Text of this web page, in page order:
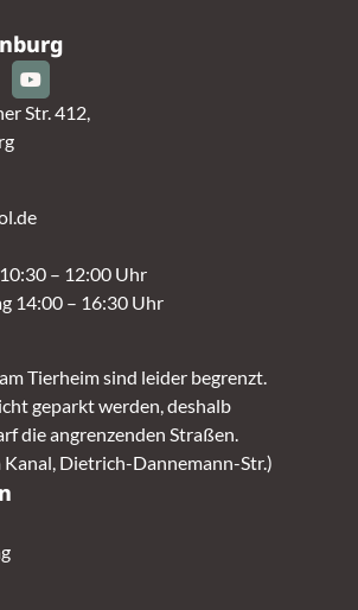
Str. 412,
– 12:00 Uhr
14:00 – 16:30 Uhr
Tierheim sind leider begrenzt.
geparkt werden, deshalb
die angrenzenden Straßen.
Kanal, Dietrich-Dannemann-Str.)